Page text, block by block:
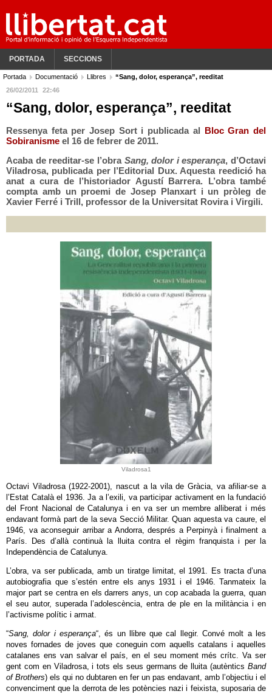
PORTADA SECCIONS
Portada Documentació Llibres
“Sang, dolor, esperança”, reeditat
26/02/2011
22:46
“Sang, dolor, esperança”, reeditat
Ressenya feta per Josep Sort i publicada al Bloc Gran del
Sobiranisme el 16 de febrer de 2011.
Acaba de reeditar-se l’obra Sang, dolor i esperança, d’Octavi
Viladrosa, publicada per l’Editorial Dux. Aquesta reedició ha
anat a cura de l’historiador Agustí Barrera. L’obra també
compta amb un proemi de Josep Planxart i un pròleg de
Xavier Ferré i Trill, professor de la Universitat Rovira i Virgili.
Viladrosa1
Octavi Viladrosa (1922-2001), nascut a la vila de Gràcia, va afiliar-se a
l’Estat Català el 1936. Ja a l’exili, va participar activament en la fundació
del Front Nacional de Catalunya i en va ser un membre alliberat i més
endavant formà part de la seva Secció Militar. Quan aquesta va caure, el
1946, va aconseguir arribar a Andorra, després a Perpinyà i finalment a
París. Des d’allà continuà la lluita contra el règim franquista i per la
Independència de Catalunya.
L’obra, va ser publicada, amb un tiratge limitat, el 1991. Es tracta d’una
autobiografia que s’estén entre els anys 1931 i el 1946. Tanmateix la
major part se centra en els darrers anys, un cop acabada la guerra, quan
el seu autor, superada l’adolescència, entra de ple en la militància i en
l’activisme polític i armat.
“Sang, dolor i esperança“, és un llibre que cal llegir. Convé molt a les
noves fornades de joves que coneguin com aquells catalans i aquelles
catalanes ens van salvar el país, en el seu moment més crítc. Va ser
gent com en Viladrosa, i tots els seus germans de lluita (autèntics Band
of Brothers) els qui no dubtaren en fer un pas endavant, amb l’objectiu i el
convenciment que la derrota de les potències nazi i feixista, suposaria de